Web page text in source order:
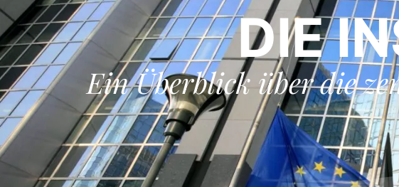
DIE
Ein Überblick über die